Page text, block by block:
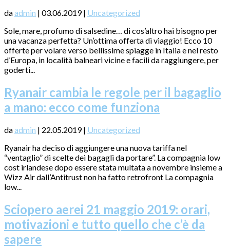
daadmin | 03.06.2019| Uncategorized
Sole, mare, profumo di salsedine… di cos’altro hai bisogno per
una vacanza perfetta? Un’ottima offerta di viaggio! Ecco 10
offerte per volare verso bellissime spiagge in Italia e nel resto
d’Europa, in località balneari vicine e facili da raggiungere, per
goderti...
Ryanair cambia le regole per il bagaglio
a mano: ecco come funziona
daadmin | 22.05.2019| Uncategorized
Ryanair ha deciso di aggiungere una nuova tariffa nel
“ventaglio” di scelte dei bagagli da portare”. La compagnia low
cost irlandese dopo essere stata multata a novembre insieme a
Wizz Air dall’Antitrust non ha fatto retrofront La compagnia
low...
Sciopero aerei 21 maggio 2019: orari,
motivazioni e tutto quello che c’è da
sapere